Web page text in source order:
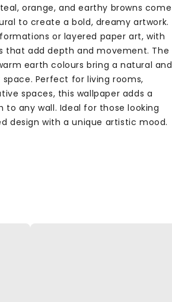
orange, and earthy browns come
to create a bold, dreamy artwork.
or layered paper art, with
that add depth and movement. The
earth colours bring a natural and
Perfect for living rooms,
spaces, this wallpaper adds a
any wall. Ideal for those looking
design with a unique artistic mood.